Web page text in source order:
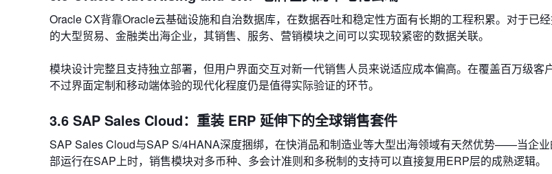
Oracle CX背靠Oracle云基础设施和自治数据库，在数据吞吐和稳定性方面有长期的工程积累。对于已
的大型贸易、金融类出海企业，其销售、服务、营销模块之间可以实现较紧密的数据关联。
模块设计完整且支持独立部署，但用户界面交互对新一代销售人员来说适应成本偏高。在覆盖百万级客
不过界面定制和移动端体验的现代化程度仍是值得实际验证的环节。
3.6 SAP Sales Cloud：重装 ERP 延伸下的全球销售套件
SAP Sales Cloud与SAP S/4HANA深度捆绑，在快消品和制造业等大型出海领域有天然优势——当企
部运行在SAP上时，销售模块对多币种、多会计准则和多税制的支持可以直接复用ERP层的成熟逻辑。